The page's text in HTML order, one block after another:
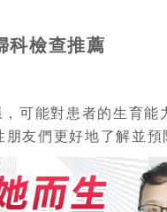
科檢查推薦
可能對患者的生育
友們更好地了解並預